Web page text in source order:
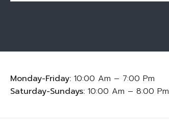
Monday-Friday: 10:00 Am – 7:00 Pm
Saturday-Sundays: 10:00 Am – 8:00 Pm